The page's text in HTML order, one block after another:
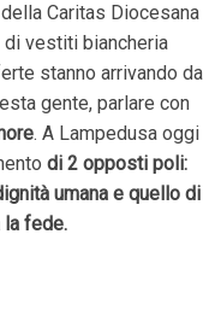
Caritas Diocesana
di vestiti biancheria
stanno arrivando da
gente, parlare con
. A Lampedusa oggi
di 2 opposti poli:
umana e quello di
la fede.